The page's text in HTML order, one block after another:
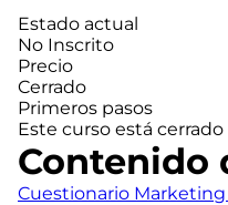
Estado actual
No Inscrito
Precio
Cerrado
Primeros pasos
Este curso está
Contenido
Cuestionario Marketing